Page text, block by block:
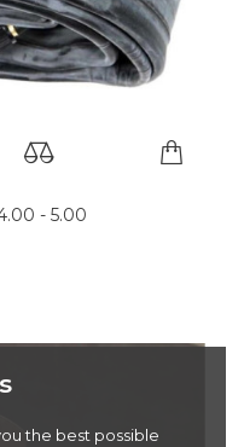
the best possible
- 5.00